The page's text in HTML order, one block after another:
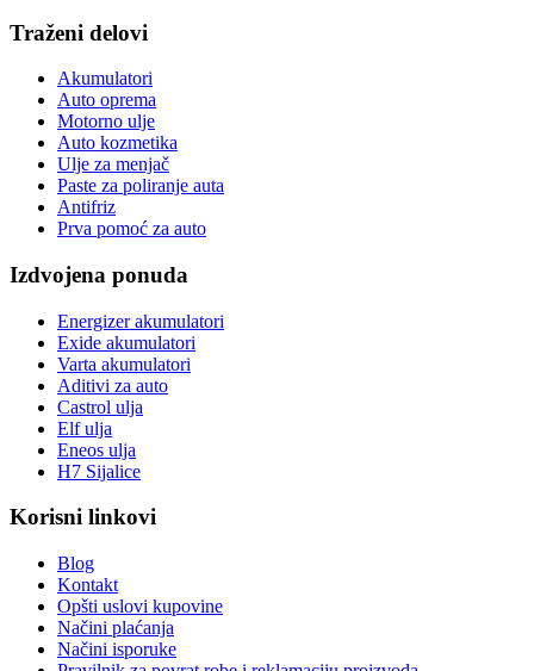
Traženi delovi
Akumulatori
Auto oprema
Motorno ulje
Auto kozmetika
Ulje za menjač
Paste za poliranje auta
Antifriz
Prva pomoć za auto
Izdvojena ponuda
Energizer akumulatori
Exide akumulatori
Varta akumulatori
Aditivi za auto
Castrol ulja
Elf ulja
Eneos ulja
H7 Sijalice
Korisni linkovi
Blog
Kontakt
Opšti uslovi kupovine
Načini plaćanja
Načini isporuke